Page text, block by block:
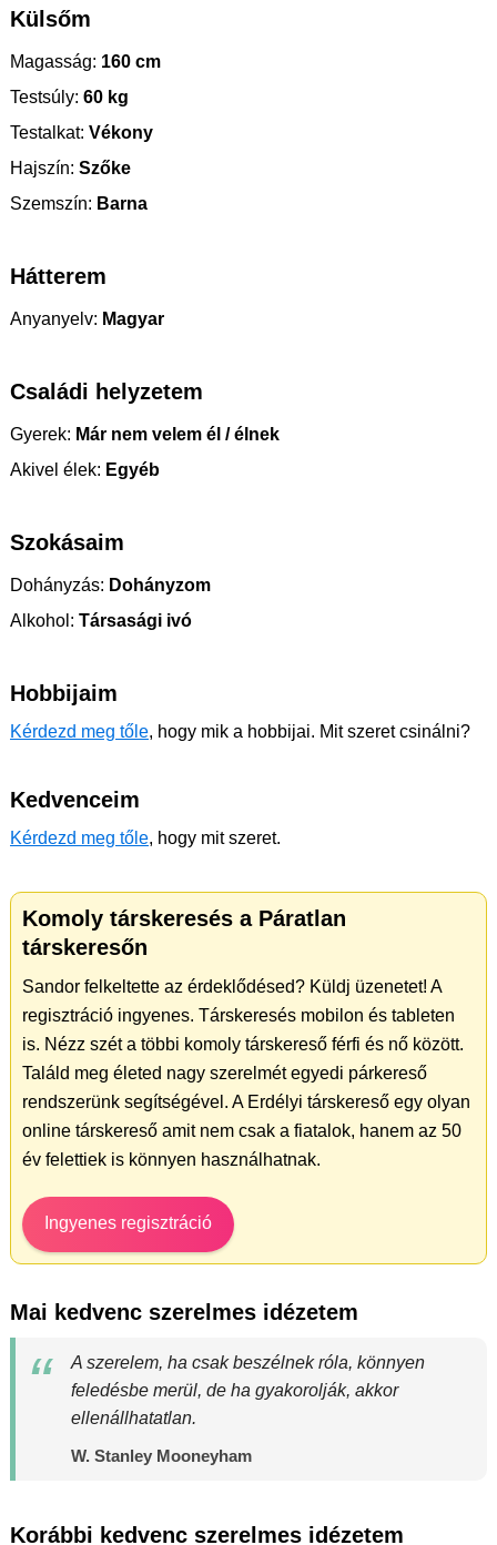
Külsőm
Magasság: 160 cm
Testsúly: 60 kg
Testalkat: Vékony
Hajszín: Szőke
Szemszín: Barna
Hátterem
Anyanyelv: Magyar
Családi helyzetem
Gyerek: Már nem velem él / élnek
Akivel élek: Egyéb
Szokásaim
Dohányzás: Dohányzom
Alkohol: Társasági ivó
Hobbijaim
Kérdezd meg tőle, hogy mik a hobbijai. Mit szeret csinálni?
Kedvenceim
Kérdezd meg tőle, hogy mit szeret.
Komoly társkeresés a Páratlan
társkeresőn
Sandor felkeltette az érdeklődésed? Küldj üzenetet! A
regisztráció ingyenes. Társkeresés mobilon és tableten
is. Nézz szét a többi komoly társkereső férfi és nő között.
Találd meg életed nagy szerelmét egyedi párkereső
rendszerünk segítségével. A Erdélyi társkereső egy olyan
online társkereső amit nem csak a fiatalok, hanem az 50
év felettiek is könnyen használhatnak.
Ingyenes regisztráció
Mai kedvenc szerelmes idézetem
A szerelem, ha csak beszélnek róla, könnyen
feledésbe merül, de ha gyakorolják, akkor
ellenállhatatlan.
W. Stanley Mooneyham
Korábbi kedvenc szerelmes idézetem